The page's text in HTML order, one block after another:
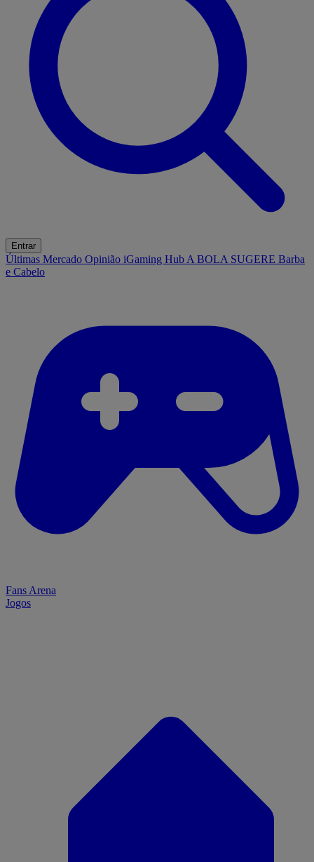
Entrar
Últimas Mercado Opinião iGaming Hub A BOLA SUGERE Barba
e Cabelo
Fans Arena
Jogos